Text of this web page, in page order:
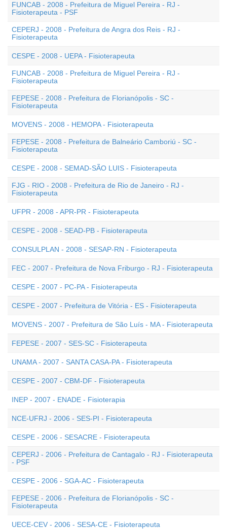
FUNCAB - 2008 - Prefeitura de Miguel Pereira - RJ -
Fisioterapeuta - PSF
CEPERJ - 2008 - Prefeitura de Angra dos Reis - RJ -
Fisioterapeuta
CESPE - 2008 - UEPA - Fisioterapeuta
FUNCAB - 2008 - Prefeitura de Miguel Pereira - RJ -
Fisioterapeuta
FEPESE - 2008 - Prefeitura de Florianópolis - SC -
Fisioterapeuta
MOVENS - 2008 - HEMOPA - Fisioterapeuta
FEPESE - 2008 - Prefeitura de Balneário Camboriú - SC -
Fisioterapeuta
CESPE - 2008 - SEMAD-SÃO LUIS - Fisioterapeuta
FJG - RIO - 2008 - Prefeitura de Rio de Janeiro - RJ -
Fisioterapeuta
UFPR - 2008 - APR-PR - Fisioterapeuta
CESPE - 2008 - SEAD-PB - Fisioterapeuta
CONSULPLAN - 2008 - SESAP-RN - Fisioterapeuta
FEC - 2007 - Prefeitura de Nova Friburgo - RJ - Fisioterapeuta
CESPE - 2007 - PC-PA - Fisioterapeuta
CESPE - 2007 - Prefeitura de Vitória - ES - Fisioterapeuta
MOVENS - 2007 - Prefeitura de São Luís - MA - Fisioterapeuta
FEPESE - 2007 - SES-SC - Fisioterapeuta
UNAMA - 2007 - SANTA CASA-PA - Fisioterapeuta
CESPE - 2007 - CBM-DF - Fisioterapeuta
INEP - 2007 - ENADE - Fisioterapia
NCE-UFRJ - 2006 - SES-PI - Fisioterapeuta
CESPE - 2006 - SESACRE - Fisioterapeuta
CEPERJ - 2006 - Prefeitura de Cantagalo - RJ - Fisioterapeuta
- PSF
CESPE - 2006 - SGA-AC - Fisioterapeuta
FEPESE - 2006 - Prefeitura de Florianópolis - SC -
Fisioterapeuta
UECE-CEV - 2006 - SESA-CE - Fisioterapeuta